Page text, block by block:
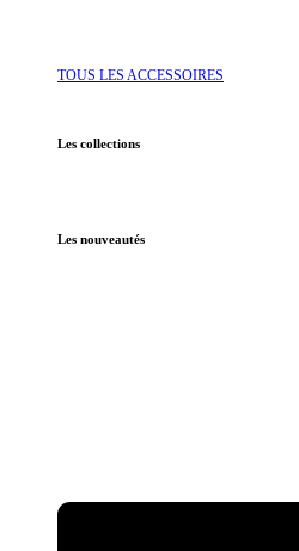
TOUS LES ACCESSOIRES
Les collections
Les nouveautés